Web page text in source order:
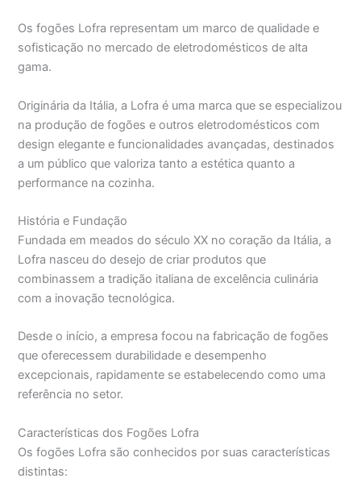
Os fogões Lofra representam um marco de qualidade e
sofisticação no mercado de eletrodomésticos de alta
gama.
Originária da Itália, a Lofra é uma marca que se especializou
na produção de fogões e outros eletrodomésticos com
design elegante e funcionalidades avançadas, destinados
a um público que valoriza tanto a estética quanto a
performance na cozinha.
História e Fundação
Fundada em meados do século XX no coração da Itália, a
Lofra nasceu do desejo de criar produtos que
combinassem a tradição italiana de excelência culinária
com a inovação tecnológica.
Desde o início, a empresa focou na fabricação de fogões
que oferecessem durabilidade e desempenho
excepcionais, rapidamente se estabelecendo como uma
referência no setor.
Características dos Fogões Lofra
Os fogões Lofra são conhecidos por suas características
distintas: